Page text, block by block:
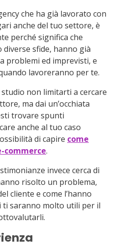
che ha già lavorato con
anche del tuo settore, è
perché significa che
sfide, hanno già
problemi ed imprevisti, e
lavoreranno per te.
non limitarti a cercare
ma dai un’occhiata
trovare spunti
anche al tuo caso
di capire come
commerce.
invece cerca di
risolto un problema,
cliente e come l’hanno
ti saranno molto utili per il